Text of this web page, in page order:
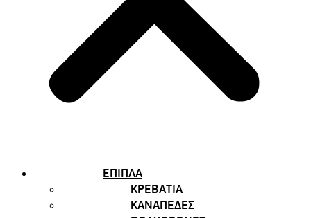
ΕΠΙΠΛΑ
ΚΡΕΒΑΤΙΑ
ΚΑΝΑΠΕΔΕΣ